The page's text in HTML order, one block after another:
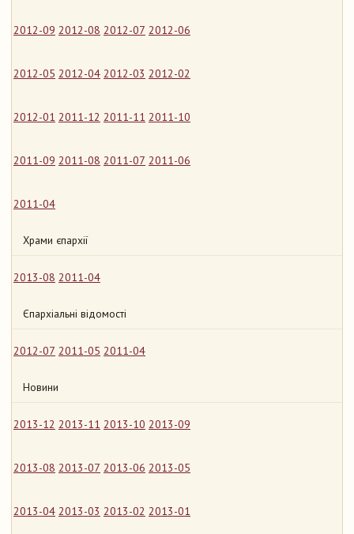
2012-09 2012-08 2012-07 2012-06
2012-05 2012-04 2012-03 2012-02
2012-01 2011-12 2011-11 2011-10
2011-09 2011-08 2011-07 2011-06
2011-04
Храми єпархії
2013-08 2011-04
Єпархіальні відомості
2012-07 2011-05 2011-04
Новини
2013-12 2013-11 2013-10 2013-09
2013-08 2013-07 2013-06 2013-05
2013-04 2013-03 2013-02 2013-01